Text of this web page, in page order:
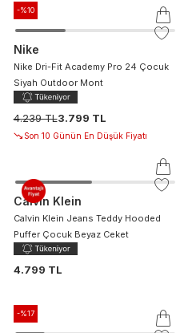
-%10
Nike
Nike Dri-Fit Academy Pro 24 Çocuk
Siyah Outdoor Mont
4.239 TL3.799 TL
Son 10 Günün En Düşük Fiyatı
Calvin Klein
Calvin Klein Jeans Teddy Hooded
Puffer Çocuk Beyaz Ceket
4.799 TL
-%17